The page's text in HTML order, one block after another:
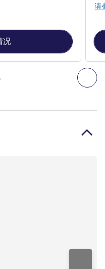
下
, 客房 2 : 高级无障碍房
况
请